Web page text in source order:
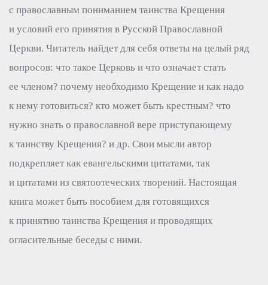
с православным пониманием таинства Крещения
и условий его принятия в Русской Православной
Церкви. Читатель найдет для себя ответы на целый ряд
вопросов: что такое Церковь и что означает стать
ее членом? почему необходимо Крещение и как надо
к нему готовиться? кто может быть крестным? что
нужно знать о православной вере приступающему
к таинству Крещения? и др. Свои мысли автор
подкрепляет как евангельскими цитатами, так
и цитатами из святоотеческих творений. Настоящая
книга может быть пособием для готовящихся
к принятию таинства Крещения и проводящих
огласительные беседы с ними.